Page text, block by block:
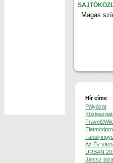
Magas
Hír címe
Pályázat
Tanulj
Az Év
URBAN
Játssz